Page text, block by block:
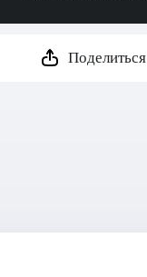
Поделиться